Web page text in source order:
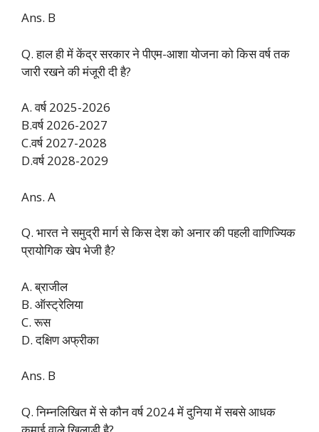
Ans. B
Q. हाल ही में केंद्र सरकार ने पीएम-आशा योजना को किस वर्ष तक
जारी रखने की मंजूरी दी है?
A. वर्ष 2025-2026
B.वर्ष 2026-2027
C.वर्ष 2027-2028
D.वर्ष 2028-2029
Ans. A
Q. भारत ने समुद्री मार्ग से किस देश को अनार की पहली वाणिज्यिक
प्रायोगिक खेप भेजी है?
A. ब्राजील
B. ऑस्ट्रेलिया
C. रूस
D. दक्षिण अफ्रीका
Ans. B
Q. निम्नलिखित में से कौन वर्ष 2024 में दुनिया में सबसे आधक